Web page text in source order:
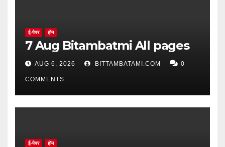
ई-पेपर होम
7 Aug Bitambatmi All pages
AUG 6, 2026 BITTAMBATAMI.COM 0
COMMENTS
ई-पेपर होम